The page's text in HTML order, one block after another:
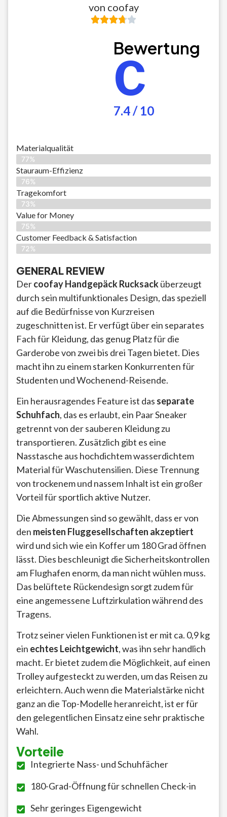
von coofay
Bewertung
C
7.4 / 10
Materialqualität
77%
Stauraum-Effizienz
76%
Tragekomfort
73%
Value for Money
75%
Customer Feedback & Satisfaction​
72%
GENERAL REVIEW
Dercoofay Handgepäck Rucksacküberzeugt
durch sein multifunktionales Design, das speziell
auf die Bedürfnisse von Kurzreisen
zugeschnitten ist. Er verfügt über ein separates
Fach für Kleidung, das genug Platz für die
Garderobe von zwei bis drei Tagen bietet. Dies
macht ihn zu einem starken Konkurrenten für
Studenten und Wochenend-Reisende.
Ein herausragendes Feature ist das separate
Schuhfach, das es erlaubt, ein Paar Sneaker
getrennt von der sauberen Kleidung zu
transportieren. Zusätzlich gibt es eine
Nasstasche aus hochdichtem wasserdichtem
Material für Waschutensilien. Diese Trennung
von trockenem und nassem Inhalt ist ein großer
Vorteil für sportlich aktive Nutzer.
Die Abmessungen sind so gewählt, dass er von
den meisten Fluggesellschaften akzeptiert
wird und sich wie ein Koffer um 180 Grad öffnen
lässt. Dies beschleunigt die Sicherheitskontrollen
am Flughafen enorm, da man nicht wühlen muss.
Das belüftete Rückendesign sorgt zudem für
eine angemessene Luftzirkulation während des
Tragens.
Trotz seiner vielen Funktionen ist er mit ca. 0,9 kg
ein echtes Leichtgewicht, was ihn sehr handlich
macht. Er bietet zudem die Möglichkeit, auf einen
Trolley aufgesteckt zu werden, um das Reisen zu
erleichtern. Auch wenn die Materialstärke nicht
ganz an die Top-Modelle heranreicht, ist er für
den gelegentlichen Einsatz eine sehr praktische
Wahl.
Vorteile
Integrierte Nass- und Schuhfächer
180-Grad-Öffnung für schnellen Check-in
Sehr geringes Eigengewicht